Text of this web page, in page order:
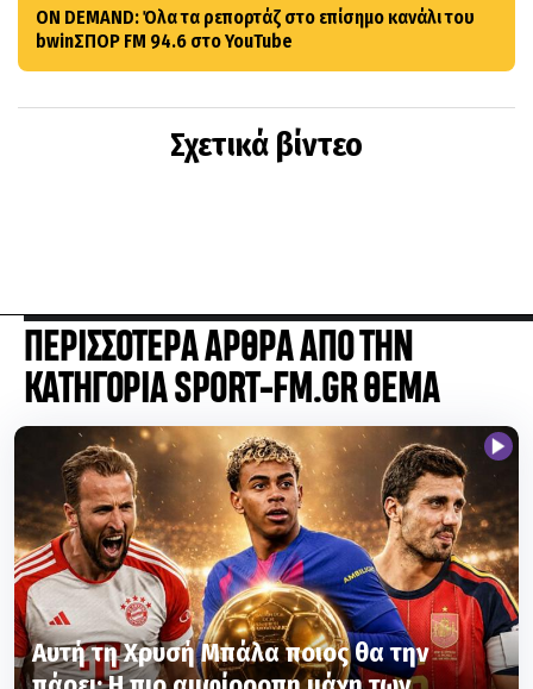
ON DEMAND: Όλα τα ρεπορτάζ στο επίσημο κανάλι του
bwinΣΠΟΡ FM 94.6 στο YouTube
Σχετικά βίντεο
ΚΑΤΗΓΟΡΙΑ SPORT-FM.GR ΘΕΜΑ
Αυτή τη Χρυσή Μπάλα ποιος θα την
πάρει; Η πιο αμφίρροπη μάχη των
τελευταίων ετών